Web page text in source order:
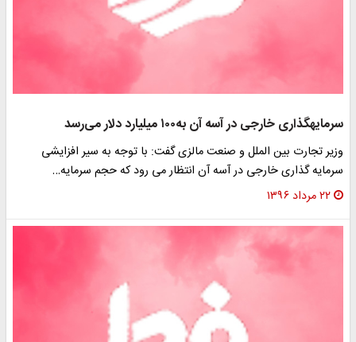
سرمایه‎گذاری خارجی در آسه آن به۱۰۰ میلیارد دلار می‌رسد
وزیر تجارت بین الملل و صنعت مالزی گفت: با توجه به سیر افزایشی
سرمایه گذاری خارجی در آسه آن انتظار می رود که حجم سرمایه…
۲۲ مرداد ۱۳۹۶